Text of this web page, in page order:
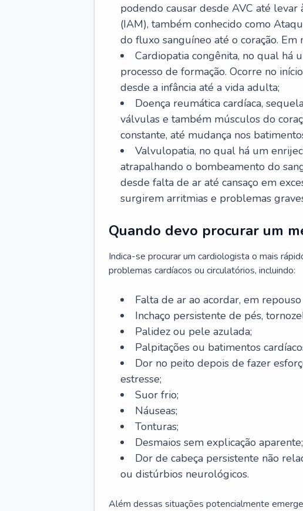
podendo causar desde AVC até
(IAM), também conhecido como
do fluxo sanguíneo até o coração. Em
Cardiopatia congênita, no qual há
processo de formação. Ocorre no
desde a infância até a vida adulta;
Doença reumática cardíaca,
válvulas e também músculos do
constante, até mudança nos
Valvulopatia, no qual há um
atrapalhando o bombeamento do
desde falta de ar até cansaço em
surgirem arritmias e problemas
Quando devo procurar um
Indica-se procurar um cardiologista o mais
problemas cardíacos ou circulatórios, incluindo:
Falta de ar ao acordar, em
Inchaço persistente de pés,
Palidez ou pele azulada;
Palpitações ou batimentos
Dor no peito depois de fazer
estresse;
Suor frio;
Náuseas;
Tonturas;
Desmaios sem explicação aparente;
Dor de cabeça persistente não
ou distúrbios neurológicos.
Além dessas situações potencialmente